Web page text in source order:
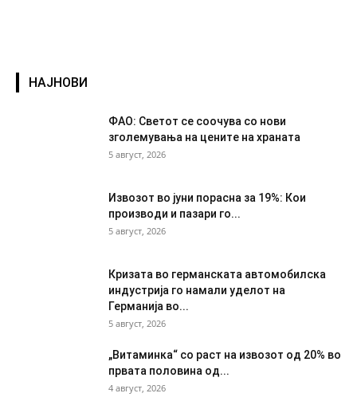
НАЈНОВИ
ФАО: Светот се соочува со нови
зголемувања на цените на храната
5 август, 2026
Извозот во јуни порасна за 19%: Кои
производи и пазари го...
5 август, 2026
Кризата во германската автомобилска
индустрија го намали уделот на
Германија во...
5 август, 2026
„Витаминка“ со раст на извозот од 20% во
првата половина од...
4 август, 2026